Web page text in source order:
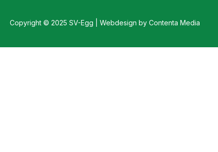
Copyright © 2025 SV-Egg | Webdesign by Contenta Media